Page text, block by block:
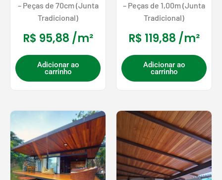
– Peças de 70cm (Junta
Tradicional)
R$ 95,88 /m²
Adicionar ao
carrinho
– Peças de 1,00m (Junta
Tradicional)
R$ 119,88 /m²
Adicionar ao
carrinho